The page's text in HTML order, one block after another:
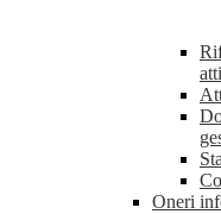
Oneri